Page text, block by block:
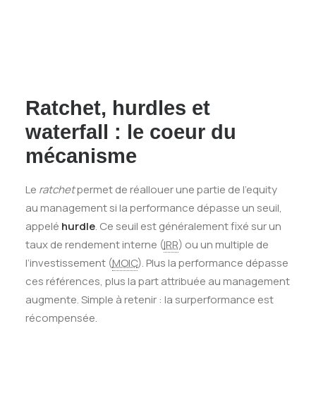
Ratchet, hurdles et
waterfall : le coeur du
mécanisme
Le ratchetpermet de réallouer une partie de l’equity
au management si la performance dépasse un seuil,
appelé hurdle. Ce seuil est généralement fixé sur un
taux de rendement interne (IRR) ou un multiple de
l’investissement (MOIC). Plus la performance dépasse
ces références, plus la part attribuée au management
augmente. Simple à retenir : la surperformance est
récompensée.